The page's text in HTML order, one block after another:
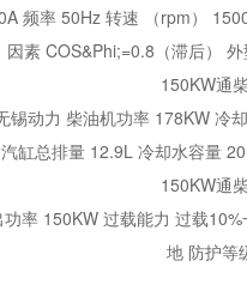
频率 50Hz 转速 （rpm）
因素 COS&Phi;=0.8（滞后）
150KW通
锡动力 柴油机功率 178KW
缸总排量 12.9L 冷却水容量
150KW通
率 150KW 过载能力 过载
地 防护等